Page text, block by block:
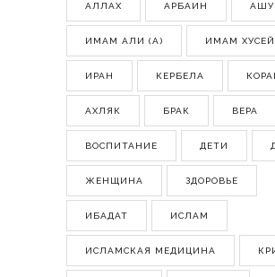
АЛЛАХ АРБАИН
ИМАМ АЛИ (А) ИМАМ
ИРАН КЕРБЕЛА
АХЛЯК БРАК ВЕРА
ВОСПИТАНИЕ ДЕТИ
ЖЕНЩИНА ЗДОРОВЬЕ
ИБАДАТ ИСЛАМ
ИСЛАМСКАЯ МЕДИЦИНА